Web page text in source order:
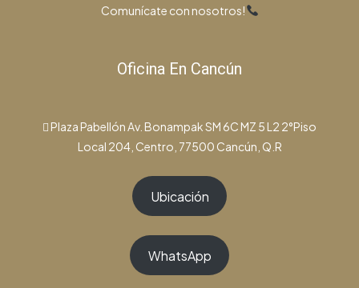
Comunícate con nosotros!
Oficina En Cancún
Plaza Pabellón Av. Bonampak SM 6C MZ 5 L2 2°Piso
Local 204, Centro, 77500 Cancún, Q.R
Ubicación
WhatsApp